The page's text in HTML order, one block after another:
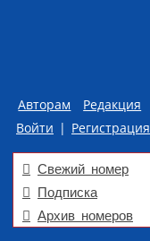
Авторам Редакция
Войти | Регистрация
Свежий номер
Подписка
Архив номеров